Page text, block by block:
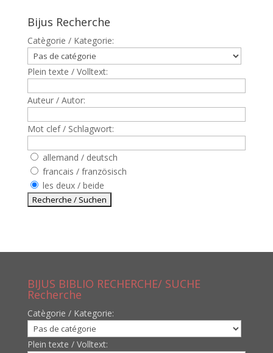
Bijus Recherche
Catègorie / Kategorie:
Plein texte / Volltext:
Auteur / Autor:
Mot clef / Schlagwort:
allemand / deutsch
francais / französisch
les deux / beide
BIJUS BIBLIO RECHERCHE/ SUCHE
Recherche
Catègorie / Kategorie:
Plein texte / Volltext: